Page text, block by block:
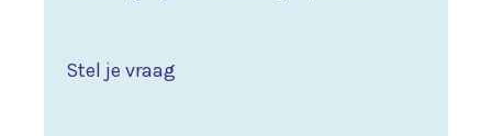
Stel je vraag